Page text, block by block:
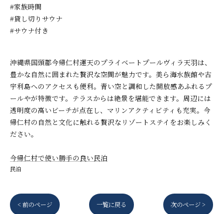
#家族時間
#貸し切りサウナ
#サウナ付き
沖縄県国頭郡今帰仁村運天のプライベートプールヴィラ天羽は、
豊かな自然に囲まれた贅沢な空間が魅力です。美ら海水族館や古
宇利島へのアクセスも便利。青い空と調和した開放感あふれるプ
ールやが特徴です。テラスからは絶景を堪能できます。周辺には
透明度の高いビーチが点在し、マリンアクティビティも充実。今
帰仁村の自然と文化に触れる贅沢なリゾートステイをお楽しみく
ださい。
今帰仁村で使い勝手の良い民泊
民泊
< 前のページ 一覧に戻る 次のページ >